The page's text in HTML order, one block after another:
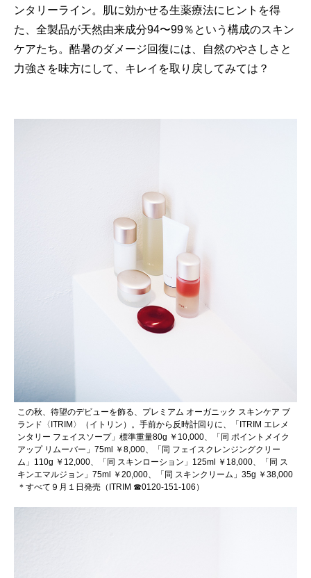
ンタリーライン。肌に効かせる生薬療法にヒントを得
た、全製品が天然由来成分94〜99％という構成のスキン
ケアたち。酷暑のダメージ回復には、自然のやさしさと
力強さを味方にして、キレイを取り戻してみては？
この秋、待望のデビューを飾る、プレミアム オーガニック スキンケア ブ
ランド〈ITRIM〉（イトリン）。手前から反時計回りに、「ITRIM エレメ
ンタリー フェイスソープ」標準重量80g ￥10,000、「同 ポイントメイク
アップ リムーバー」75ml ￥8,000、「同 フェイスクレンジングクリー
ム」110g ￥12,000、「同 スキンローション」125ml ￥18,000、「同 ス
キンエマルジョン」75ml ￥20,000、「同 スキンクリーム」35g ￥38,000
＊すべて９月１日発売（ITRIM ☎︎0120-151-106）